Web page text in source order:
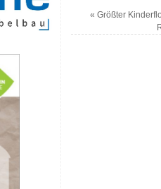
« Größter